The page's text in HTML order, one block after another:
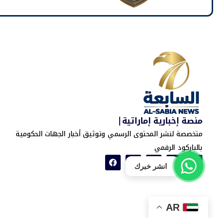
منصة إخبارية إماراتية|
متخصصة لنشر المحتوى الرسمي وتوثيق أخبار الجهات الحكومية
بالباركود الرقمي
AR
انشر خبرك